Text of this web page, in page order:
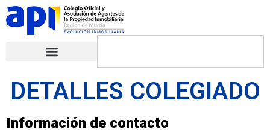
DETALLES COLEGIADO
Información de contacto